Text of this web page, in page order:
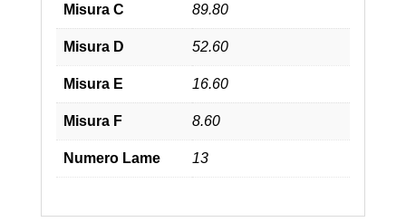
Misura C 89.80
Misura D 52.60
Misura E 16.60
Misura F 8.60
Numero Lame 13